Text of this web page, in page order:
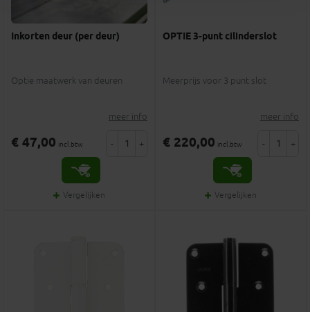
Inkorten deur (per deur)
Optie maatwerk van deuren
meer info
€ 47,00 incl.btw - +
Vergelijken
OPTIE 3-punt cilinderslot
Meerprijs voor 3 punt slot
meer info
€ 220,00 incl.btw - +
Vergelijken